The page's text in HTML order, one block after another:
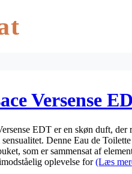
Versense
EDT er en skøn duft,
Denne Eau de
som er sammensat af
oplevelse for(Læs